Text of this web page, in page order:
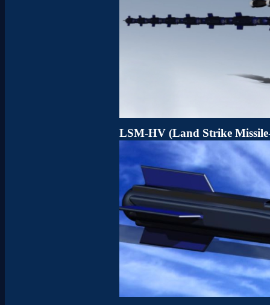
LSM-HV (Land Strike